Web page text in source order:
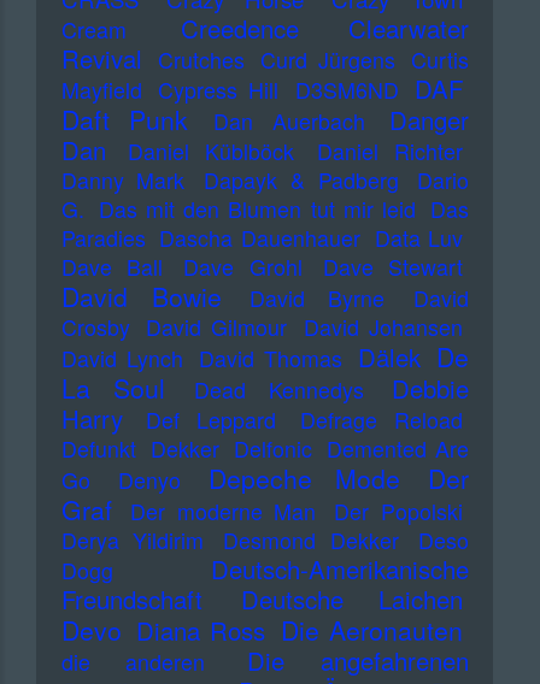
Cream
Creedence Clearwater
Revival
Crutches Curd Jürgens Curtis
Mayfield Cypress Hill D3SM6ND DAF
Daft Punk Dan Auerbach
Danger
Dan
Daniel Küblböck
Daniel Richter
Danny Mark
Dapayk & Padberg
Dario
G. Das mit den Blumen tut mir leid Das
Paradies Dascha Dauenhauer Data Luv
Dave Ball
Dave Grohl Dave Stewart
David Bowie David Byrne
David
Crosby David Gilmour David Johansen
David Lynch David Thomas Dälek De
La Soul
Dead Kennedys
Debbie
Harry
Def Leppard
Defrage Reload
Defunkt Dekker Delfonic Demented Are
Go
Denyo Depeche Mode
Der
Graf
Der moderne Man
Der Popolski
Derya Yildirim
Desmond Dekker
Deso
Dogg
Deutsch-Amerikanische
Freundschaft
Deutsche Laichen
Devo Diana Ross Die Aeronauten
die anderen
Die angefahrenen